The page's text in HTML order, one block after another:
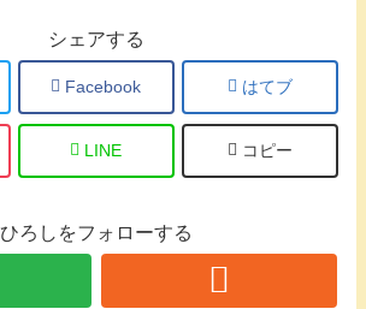
シェアする
Facebook はてブ
LINE コピー
ひろしをフォローする